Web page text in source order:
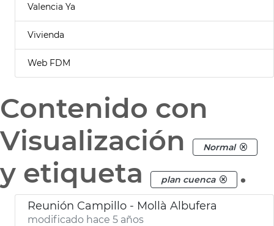
Valencia Ya
Vivienda
Web FDM
Contenido con
Visualización
Normal
y etiqueta plan cuenca .
Reunión Campillo - Mollà Albufera
modificado hace 5 años